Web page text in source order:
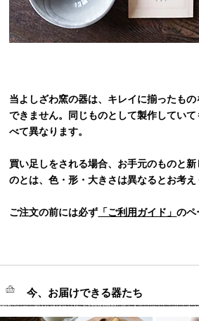
当よしざわ窯の器は、キレイに揃ったも
できません。同じものとして製作してい
べて異なります。
買い足しをされる場合、お手元のものと
のとは、色・形・大きさは異なるとお考え
ご注文の前には必ず 「ご利用ガイド」のペ
今、お届けできる器たち